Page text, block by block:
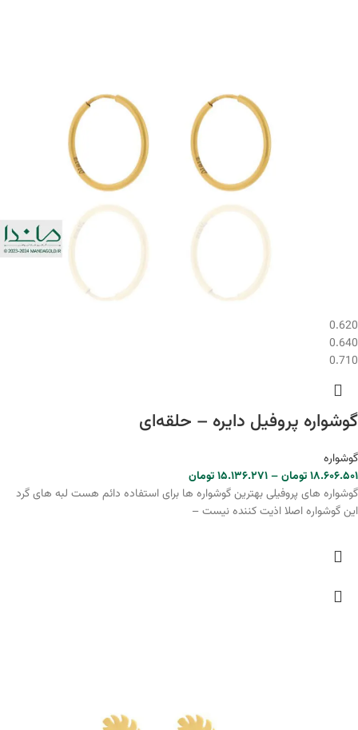
0.620
0.640
0.710
گوشواره پروفیل دایره – حلقه‌ای
گوشواره
۱۸.۶۰۶.۵۰۱تومان–۱۵.۱۳۶.۲۷۱تومان
گوشواره های پروفیلی بهترین گوشواره ها برای استفاده دائم هست لبه های گرد
این گوشواره اصلا اذیت کننده نیست –